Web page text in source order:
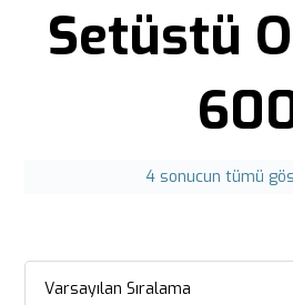
Setüstü
4 sonucun tümü